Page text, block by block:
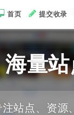
首页 提交收录
量
站点、资源